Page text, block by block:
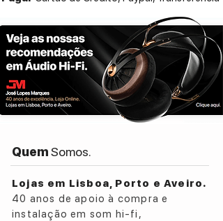
QuemSomos.
Lojas em Lisboa, Porto e Aveiro.
40 anos de apoio à compra e
instalação em som hi-fi,